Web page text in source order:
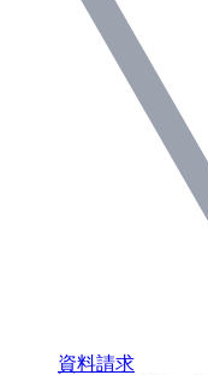
資料請求